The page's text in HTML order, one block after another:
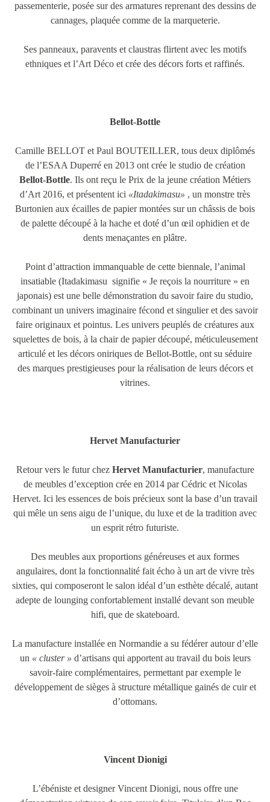
passementerie, posée sur des armatures reprenant des dessins de
cannages, plaquée comme de la marqueterie.
Ses panneaux, paravents et claustras flirtent avec les motifs
ethniques et l’Art Déco et crée des décors forts et raffinés.
Bellot-Bottle
Camille BELLOT et Paul BOUTEILLER, tous deux diplômés
de l’ESAA Duperré en 2013 ont crée le studio de création
Bellot-Bottle. Ils ont reçu le Prix de la jeune création Métiers
d’Art 2016, et présentent ici «Itadakimasu» , un monstre très
Burtonien aux écailles de papier montées sur un châssis de bois
de palette découpé à la hache et doté d’un œil ophidien et de
dents menaçantes en plâtre.
Point d’attraction immanquable de cette biennale, l’animal
insatiable (Itadakimasu signifie « Je reçois la nourriture » en
japonais) est une belle démonstration du savoir faire du studio,
combinant un univers imaginaire fécond et singulier et des savoir
faire originaux et pointus. Les univers peuplés de créatures aux
squelettes de bois, à la chair de papier découpé, méticuleusement
articulé et les décors oniriques de Bellot-Bottle, ont su séduire
des marques prestigieuses pour la réalisation de leurs décors et
vitrines.
Hervet Manufacturier
Retour vers le futur chez Hervet Manufacturier, manufacture
de meubles d’exception crée en 2014 par Cédric et Nicolas
Hervet. Ici les essences de bois précieux sont la base d’un travail
qui mêle un sens aigu de l’unique, du luxe et de la tradition avec
un esprit rétro futuriste.
Des meubles aux proportions généreuses et aux formes
angulaires, dont la fonctionnalité fait écho à un art de vivre très
sixties, qui composeront le salon idéal d’un esthète décalé, autant
adepte de lounging confortablement installé devant son meuble
hifi, que de skateboard.
La manufacture installée en Normandie a su fédérer autour d’elle
un « cluster » d’artisans qui apportent au travail du bois leurs
savoir-faire complémentaires, permettant par exemple le
développement de sièges à structure métallique gainés de cuir et
d’ottomans.
Vincent Dionigi
L’ébéniste et designer Vincent Dionigi, nous offre une